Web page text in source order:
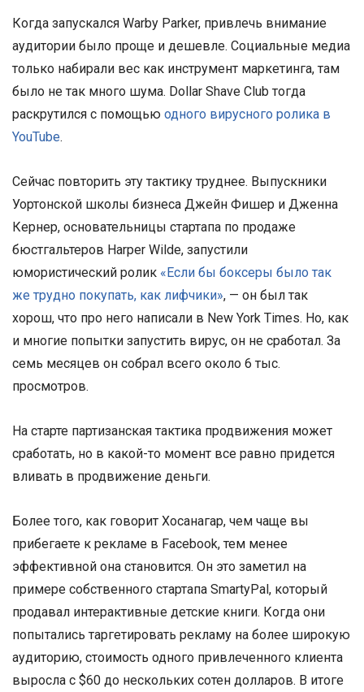
Когда запускался Warby Parker, привлечь внимание
аудитории было проще и дешевле. Социальные медиа
только набирали вес как инструмент маркетинга, там
было не так много шума. Dollar Shave Club тогда
раскрутился с помощью одного вирусного ролика в
YouTube.
Сейчас повторить эту тактику труднее. Выпускники
Уортонской школы бизнеса Джейн Фишер и Дженна
Кернер, основательницы стартапа по продаже
бюстгальтеров Harper Wilde, запустили
юмористический ролик «Если бы боксеры было так
же трудно покупать, как лифчики», — он был так
хорош, что про него написали в New York Times. Но, как
и многие попытки запустить вирус, он не сработал. За
семь месяцев он собрал всего около 6 тыс.
просмотров.
На старте партизанская тактика продвижения может
сработать, но в какой-то момент все равно придется
вливать в продвижение деньги.
Более того, как говорит Хосанагар, чем чаще вы
прибегаете к рекламе в Facebook, тем менее
эффективной она становится. Он это заметил на
примере собственного стартапа Smarty­Pal, который
продавал интерактивные детские книги. Когда они
попытались таргетировать рекламу на более широкую
аудиторию, стоимость одного привлеченного клиента
выросла с $60 до нескольких сотен долларов. В итоге